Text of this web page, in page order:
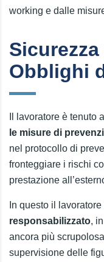
working e dalle
Obblighi
Il lavoratore è tenuto a
le misure di
nel protocollo di
fronteggiare i rischi
prestazione
In questo il
responsabilizzato,
ancora più
supervisione delle